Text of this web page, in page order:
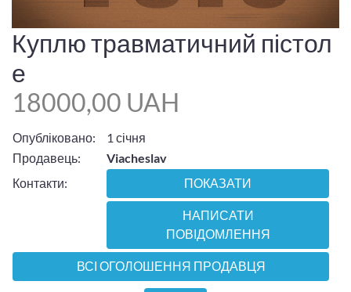
Куплю травматичний пістол
е
18000,00 UAH
Опубліковано:
1 січня
Продавець:
Viacheslav
Контакти:
ПОКАЗАТИ
НАПИСАТИ
ПОВІДОМЛЕННЯ
ВСІ ОГОЛОШЕННЯ ПРОДАВЦЯ